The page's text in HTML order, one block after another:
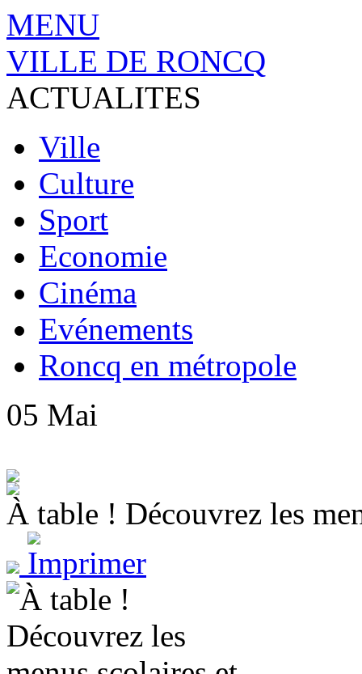
MENU
VILLE DE RONCQ
ACTUALITES
Ville
Culture
Sport
Economie
Cinéma
Evénements
Roncq en métropole
05 Mai
À table ! Découvrez les